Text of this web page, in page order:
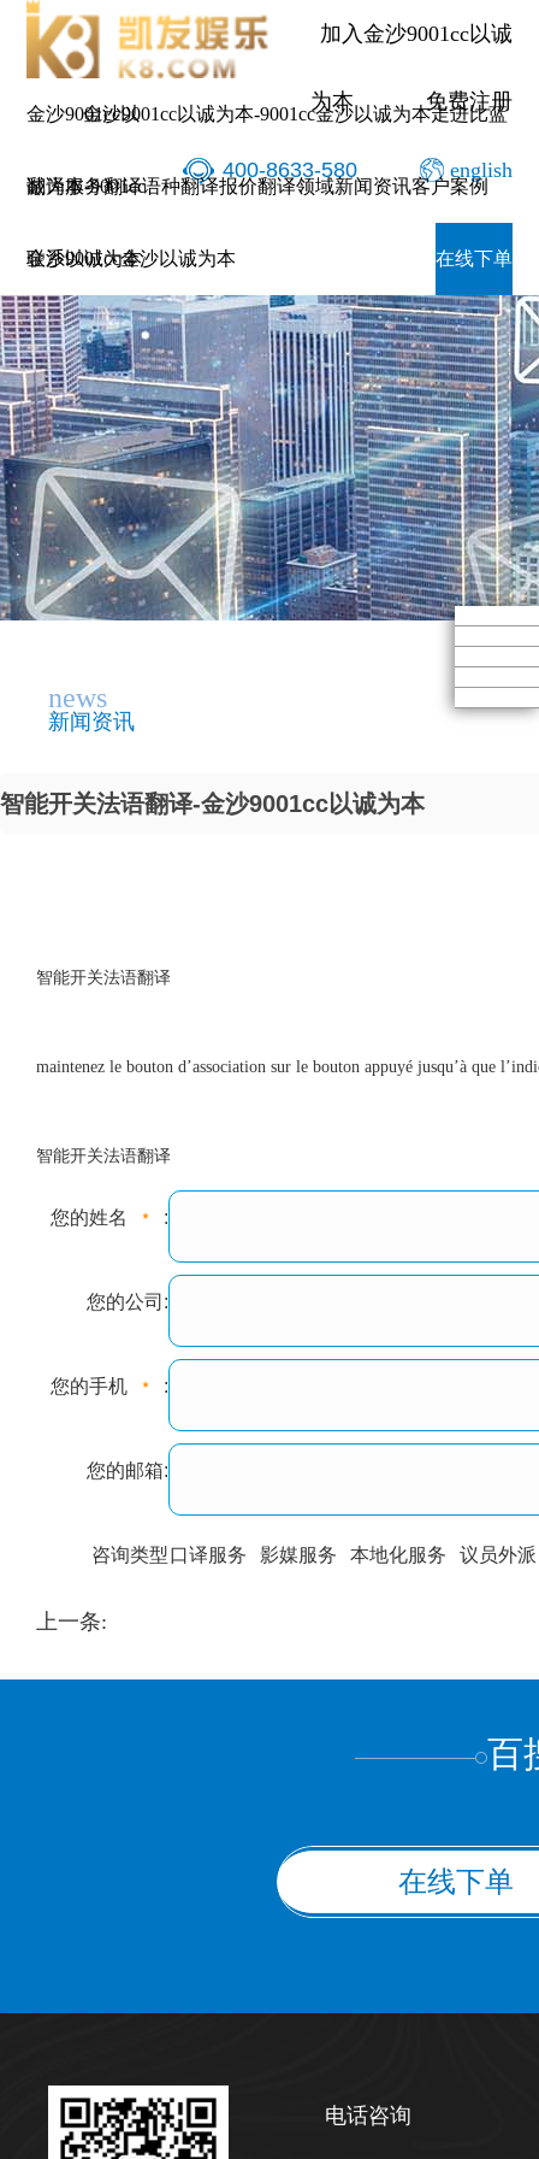
加入金沙9001cc以诚
为本 免费注册
400-8633-580 english
金沙9001cc以
诚为本-9001cc
金沙以诚为本
金沙9001cc以诚为本-9001cc金沙以诚为本走进比蓝
翻译服务翻译语种翻译报价翻译领域新闻资讯客户案例
联系9001cc金沙以诚为本 在线下单
news
新闻资讯
智能开关法语翻译-金沙9001cc以诚为本
智能开关法语翻译
maintenez le bouton d’association sur le bouton appuyé jusqu’à que
智能开关法语翻译
您的姓名 :
您的公司:
您的手机 :
您的邮箱:
咨询类型口译服务 影媒服务 本地化服务 议员外派
上一条:
百
在线下单
电话咨询